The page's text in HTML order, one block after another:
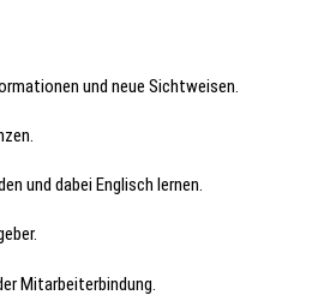
und neue Sichtweisen.
und dabei Englisch lernen.
Mitarbeiterbindung.